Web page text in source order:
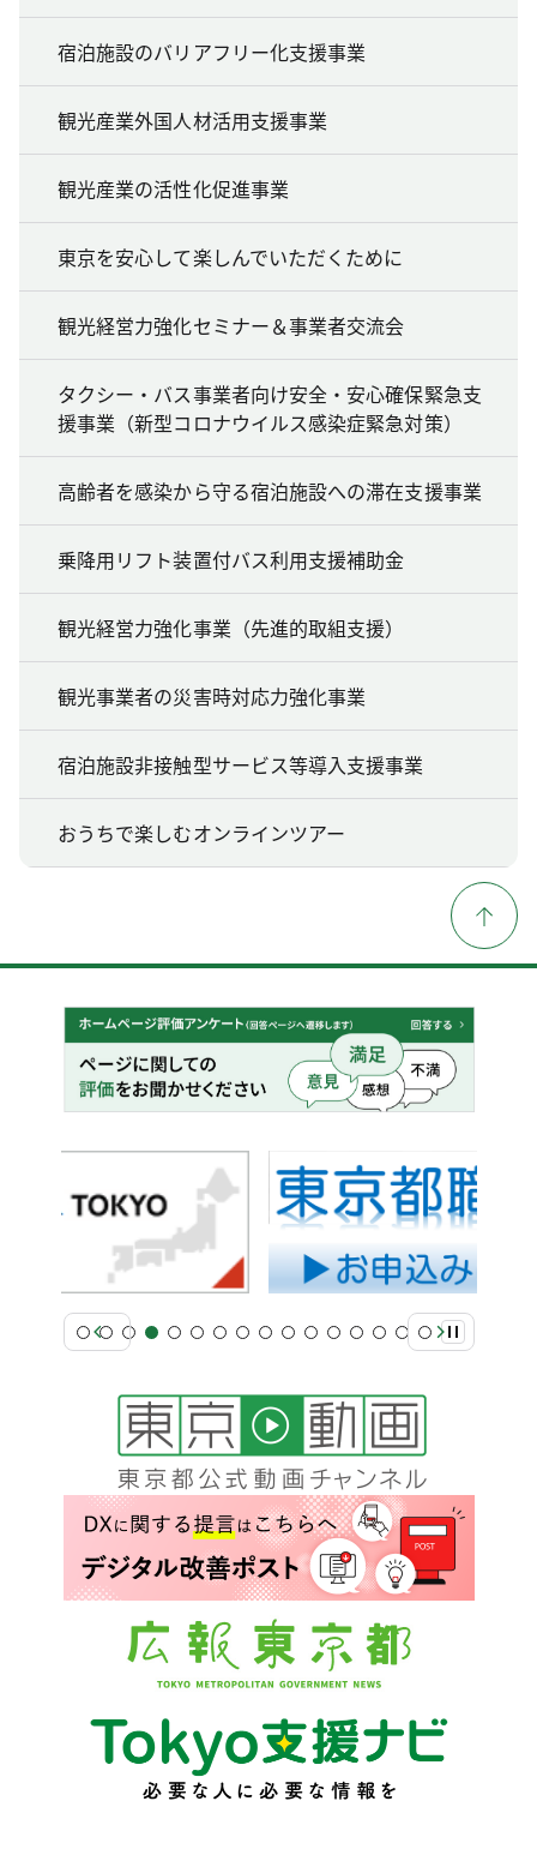
宿泊施設のバリアフリー化支援事業
観光産業外国人材活用支援事業
観光産業の活性化促進事業
東京を安心して楽しんでいただくために
観光経営力強化セミナー＆事業者交流会
タクシー・バス事業者向け安全・安心確保緊急支
援事業（新型コロナウイルス感染症緊急対策）
高齢者を感染から守る宿泊施設への滞在支援事業
乗降用リフト装置付バス利用支援補助金
観光経営力強化事業（先進的取組支援）
観光事業者の災害時対応力強化事業
宿泊施設非接触型サービス等導入支援事業
おうちで楽しむオンラインツアー